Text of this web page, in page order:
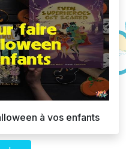
à vos enfants